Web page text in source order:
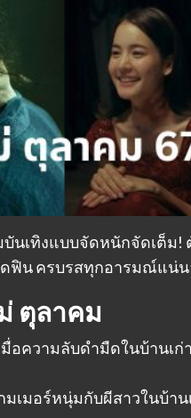
บันเทิงแบบจัดหนักจัดเต็ม
ฟิน ครบรสทุกอารมณ์แน่
ตุลาคม
มื่อความลับดำมืดในบ้านเก่
มเมอร์หนุ่มกับผีสาวในบ้า